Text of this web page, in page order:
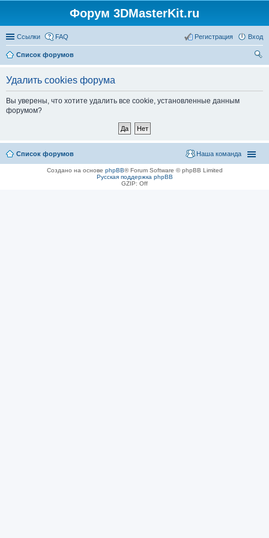
Форум 3DMasterKit.ru
Ссылки FAQ Вход
Регистрация
Список форумов
Удалить cookies форума
Вы уверены, что хотите удалить все cookie, установленные данным
форумом?
Список форумов Наша команда
Создано на основе phpBB® Forum Software © phpBB Limited
Русская поддержка phpBB
GZIP: Off